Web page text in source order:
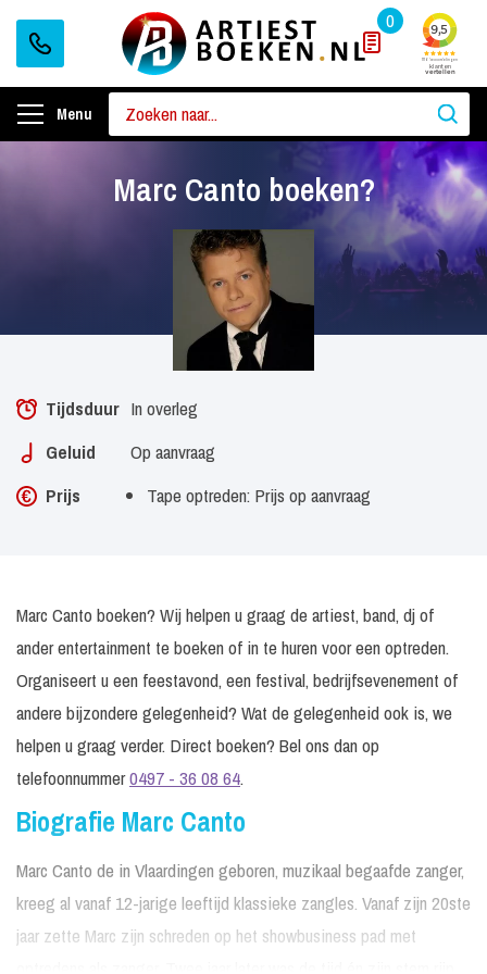
0
Menu
Marc Canto boeken?
Tijdsduur In overleg
Geluid
Op aanvraag
Prijs
Tape optreden: Prijs op aanvraag
Marc Canto boeken? Wij helpen u graag de artiest, band, dj of
ander entertainment te boeken of in te huren voor een optreden.
Organiseert u een feestavond, een festival, bedrijfsevenement of
andere bijzondere gelegenheid? Wat de gelegenheid ook is, we
helpen u graag verder. Direct boeken? Bel ons dan op
telefoonnummer0497 - 36 08 64.
Biografie Marc Canto
Marc Canto de in Vlaardingen geboren, muzikaal begaafde zanger,
kreeg al vanaf 12-jarige leeftijd klassieke zangles. Vanaf zijn 20ste
jaar zette Marc zijn schreden op het showbusiness pad met